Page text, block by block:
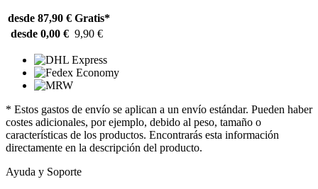
desde 87,90 € Gratis*
desde 0,00 € 9,90 €
* Estos gastos de envío se aplican a un envío estándar. Pueden haber
costes adicionales, por ejemplo, debido al peso, tamaño o
características de los productos. Encontrarás esta información
directamente en la descripción del producto.
Ayuda y Soporte